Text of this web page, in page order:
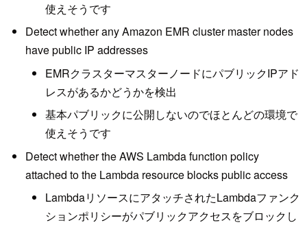
使えそうです
Detect whether any Amazon EMR cluster master nodes
have public IP addresses
EMRクラスターマスターノードにパブリックIPアド
レスがあるかどうかを検出
基本パブリックに公開しないのでほとんどの環境で
使えそうです
Detect whether the AWS Lambda function policy
attached to the Lambda resource blocks public access
LambdaリソースにアタッチされたLambdaファンク
ションポリシーがパブリックアクセスをブロックし